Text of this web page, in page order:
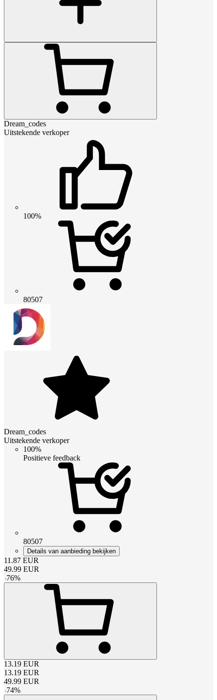
Dream_codes
Uitstekende verkoper
100%
80507
Dream_codes
Uitstekende verkoper
100%
Positieve feedback
80507
Details van aanbieding bekijken
11.87 EUR
49.99 EUR
-76%
13.19 EUR
13.19 EUR
49.99 EUR
-74%